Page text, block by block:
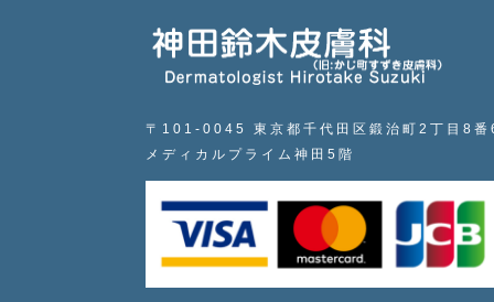
〒101-0045 東京都千代田区鍛治町2丁目8番
メディカルプライム神田5階